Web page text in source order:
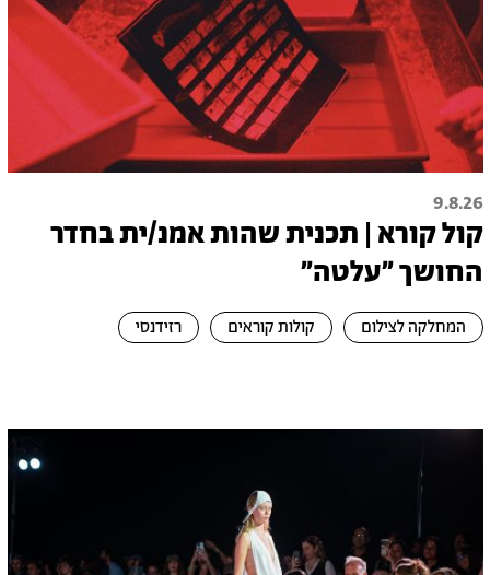
9.8.26
קול קורא | תכנית שהות אמנ/ית בחדר
החושך ״עלטה"
המחלקה לצילום קולות קוראים רזידנסי